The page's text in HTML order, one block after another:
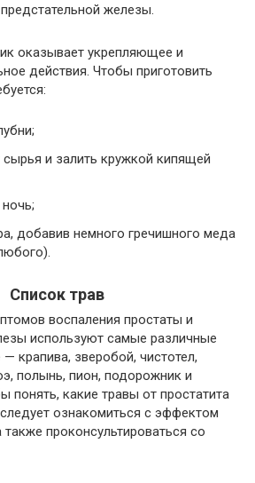
железы.
оказывает укрепляющее и
действия. Чтобы приготовить
сырья и залить кружкой кипящей
добавив немного гречишного меда
Список трав
воспаления простаты и
используют самые различные
— крапива, зверобой, чистотел,
полынь, пион, подорожник и
понять, какие травы от простатита
ознакомиться с эффектом
проконсультироваться со